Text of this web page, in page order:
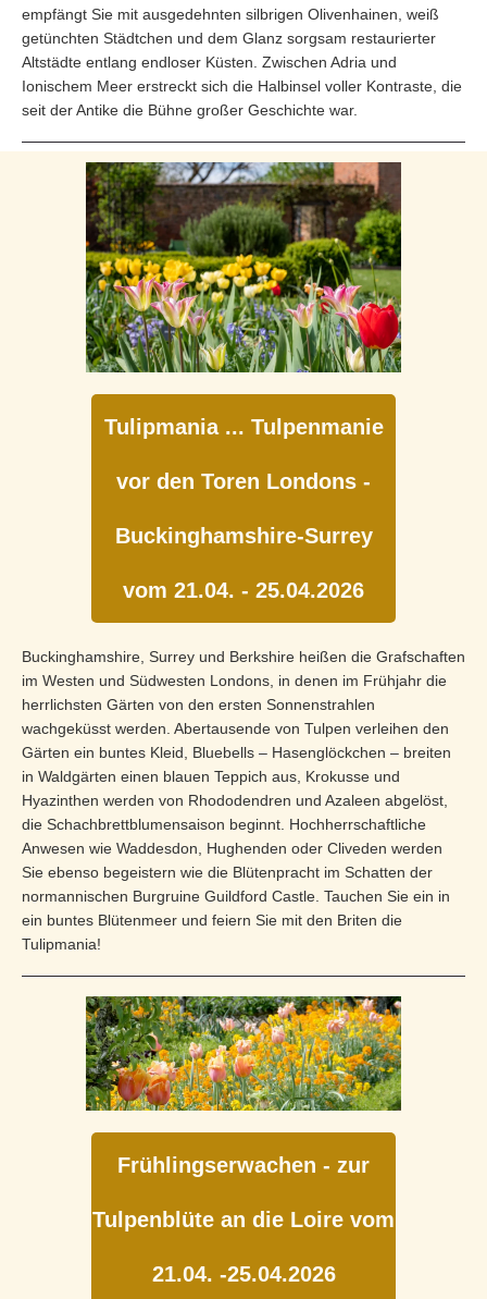
empfängt Sie mit ausgedehnten silbrigen Olivenhainen, weiß
getünchten Städtchen und dem Glanz sorgsam restaurierter
Altstädte entlang endloser Küsten. Zwischen Adria und
Ionischem Meer erstreckt sich die Halbinsel voller Kontraste, die
seit der Antike die Bühne großer Geschichte war.
Tulipmania ... Tulpenmanie
vor den Toren Londons -
Buckinghamshire-Surrey
vom 21.04. - 25.04.2026
Buckinghamshire, Surrey und Berkshire heißen die Grafschaften
im Westen und Südwesten Londons, in denen im Frühjahr die
herrlichsten Gärten von den ersten Sonnenstrahlen
wachgeküsst werden. Abertausende von Tulpen verleihen den
Gärten ein buntes Kleid, Bluebells – Hasenglöckchen – breiten
in Waldgärten einen blauen Teppich aus, Krokusse und
Hyazinthen werden von Rhododendren und Azaleen abgelöst,
die Schachbrettblumensaison beginnt. Hochherrschaftliche
Anwesen wie Waddesdon, Hughenden oder Cliveden werden
Sie ebenso begeistern wie die Blütenpracht im Schatten der
normannischen Burgruine Guildford Castle. Tauchen Sie ein in
ein buntes Blütenmeer und feiern Sie mit den Briten die
Tulipmania!
Frühlingserwachen - zur
Tulpenblüte an die Loire vom
21.04. -25.04.2026